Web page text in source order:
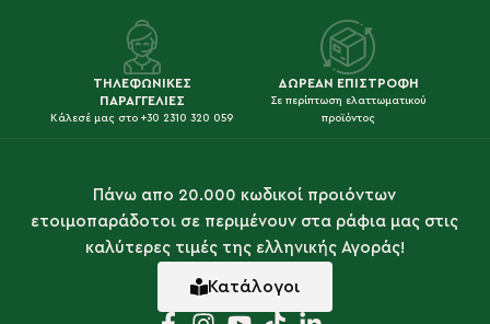
ΤΗΛΕΦΩΝΙΚΕΣ
ΠΑΡΑΓΓΕΛΙΕΣ
Κάλεσέ μας στο +30 2310 320 059
ΔΩΡΕΑΝ ΕΠΙΣΤΡΟΦΗ
Σε περίπτωση ελαττωματικού
προϊόντος
Πάνω απο 20.000 κωδικοί προιόντων
ετοιμοπαράδοτοι σε περιμένουν στα ράφια μας στις
καλύτερες τιμές της ελληνικής Αγοράς!
Κατάλογοι